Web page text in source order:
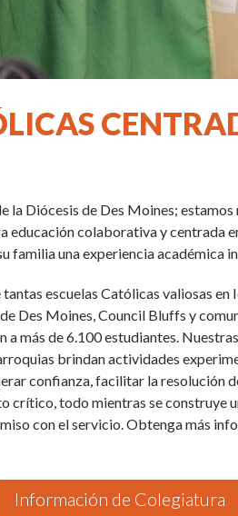
la Diócesis de Des Moines; estamos
educación colaborativa y centrada
familia una experiencia académica
escuelas Católicas valiosas en
Des Moines, Council Bluffs y
a más de 6.100 estudiantes.
brindan actividades
confianza, facilitar la resolución
crítico, todo mientras se construye
con el servicio. Obtenga más
Información de Colegiatura